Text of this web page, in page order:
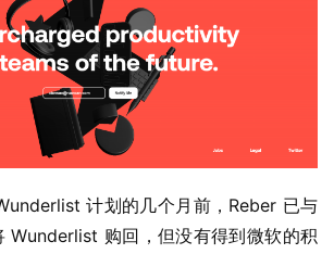
计划的几个月前，Reber 已与
Wunderlist 购回，但没有得到微软的积